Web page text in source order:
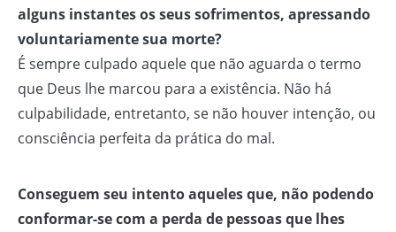
alguns instantes os seus sofrimentos, apressando
voluntariamente sua morte?
É sempre culpado aquele que não aguarda o termo
que Deus lhe marcou para a existência. Não há
culpabilidade, entretanto, se não houver intenção, ou
consciência perfeita da prática do mal.
Conseguem seu intento aqueles que, não podendo
conformar-se com a perda de pessoas que lhes